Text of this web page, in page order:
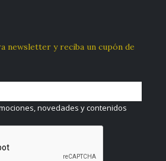
newsletter y reciba un cupón de
novedades y contenidos